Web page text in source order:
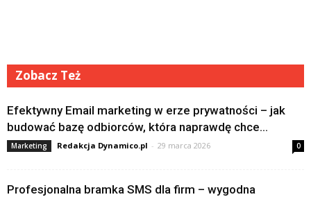
Zobacz Też
Efektywny Email marketing w erze prywatności – jak
budować bazę odbiorców, która naprawdę chce...
Marketing Redakcja Dynamico.pl - 29 marca 2026 0
Profesjonalna bramka SMS dla firm – wygodna